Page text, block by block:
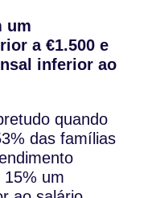
um
a €1.500 e
inferior ao
quando
das famílias
15% um